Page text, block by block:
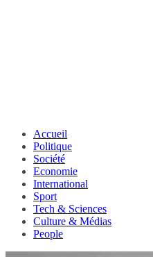
Accueil
Politique
Société
Economie
International
Sport
Tech & Sciences
Culture & Médias
People